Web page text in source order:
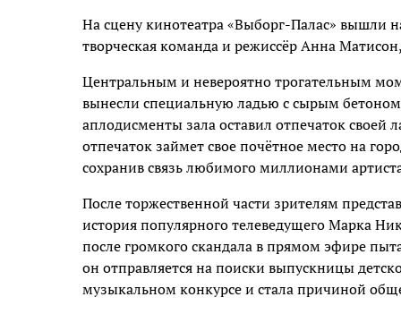
На сцену кинотеатра «Выборг-Палас» вышли
творческая команда и режиссёр Анна
Центральным и невероятно трогательным
вынесли специальную ладью с сырым
аплодисменты зала оставил отпечаток
отпечаток займет свое почётное место на
сохранив связь любимого миллионами
После торжественной части зрителям
история популярного телеведущего Марка
после громкого скандала в прямом эфире
он отправляется на поиски выпускницы
музыкальном конкурсе и стала причиной